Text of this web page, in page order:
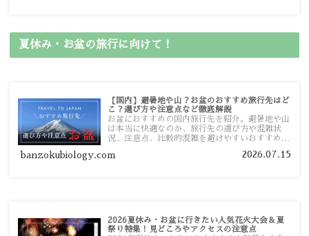
夏休み・お盆の旅行に向けて！
【国内】避暑地や山？お盆のおすすめ旅行先はど
こ？選び方や注意点など徹底解説
お盆におすすめの国内旅行先を紹介。避暑地や山
は本当に快適なのか、旅行先の選び方や混雑状
況、注意点、比較的混雑を避けやすいおすすめス
す。
banzokubiology.com 2026.07.15
2026夏休み・お盆に行きたい人気花火大会＆夏
祭り特集！見どころやアクセスの注意点